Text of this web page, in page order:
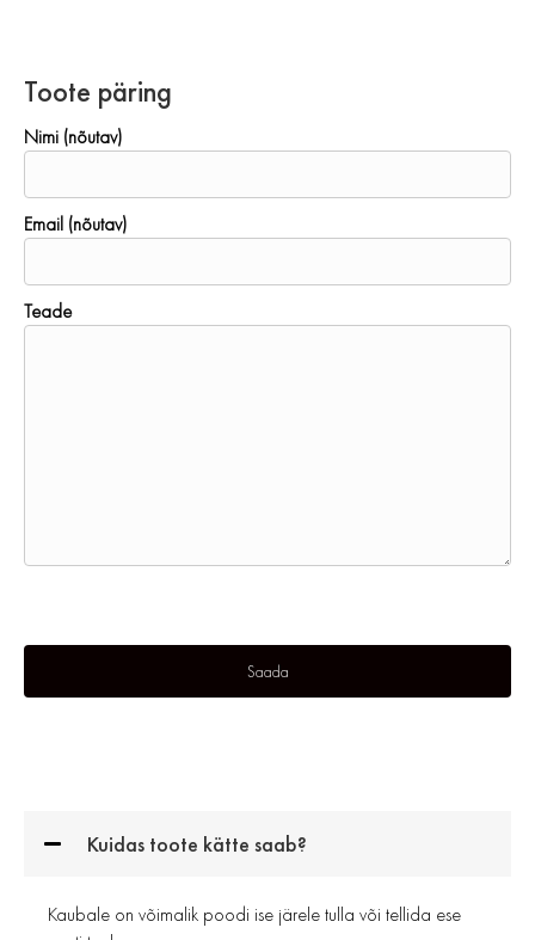
Toote päring
Nimi (nõutav)
Email (nõutav)
Teade
Kuidas toote kätte saab?
Kaubale on võimalik poodi ise järele tulla või tellida ese